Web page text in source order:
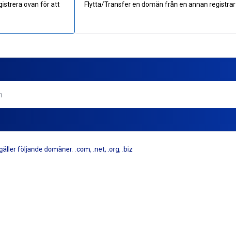
ovan för att
Flytta/Transfer en domän från en annan registrar
följande domäner: .com, .net, .org, .biz